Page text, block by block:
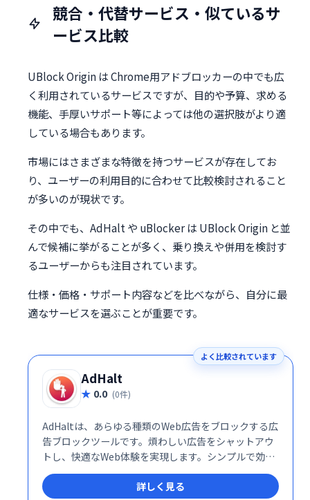
競合・代替サービス・似ているサ
ービス比較
UBlock Origin は Chrome用アドブロッカーの中でも広
く利用されているサービスですが、目的や予算、求める
機能、手厚いサポート等によっては他の選択肢がより適
している場合もあります。
市場にはさまざまな特徴を持つサービスが存在してお
り、ユーザーの利用目的に合わせて比較検討されること
が多いのが現状です。
その中でも、AdHalt や uBlocker は UBlock Origin と並
んで候補に挙がることが多く、乗り換えや併用を検討す
るユーザーからも注目されています。
仕様・価格・サポート内容などを比べながら、自分に最
適なサービスを選ぶことが重要です。
よく比較されています
AdHalt
0.0 (0件)
AdHaltは、あらゆる種類のWeb広告をブロックする広
告ブロックツールです。煩わしい広告をシャットアウ
トし、快適なWeb体験を実現します。シンプルで効果
的な設計で、スムーズなブラウジングをお楽しみいた
だけます。
詳しく見る